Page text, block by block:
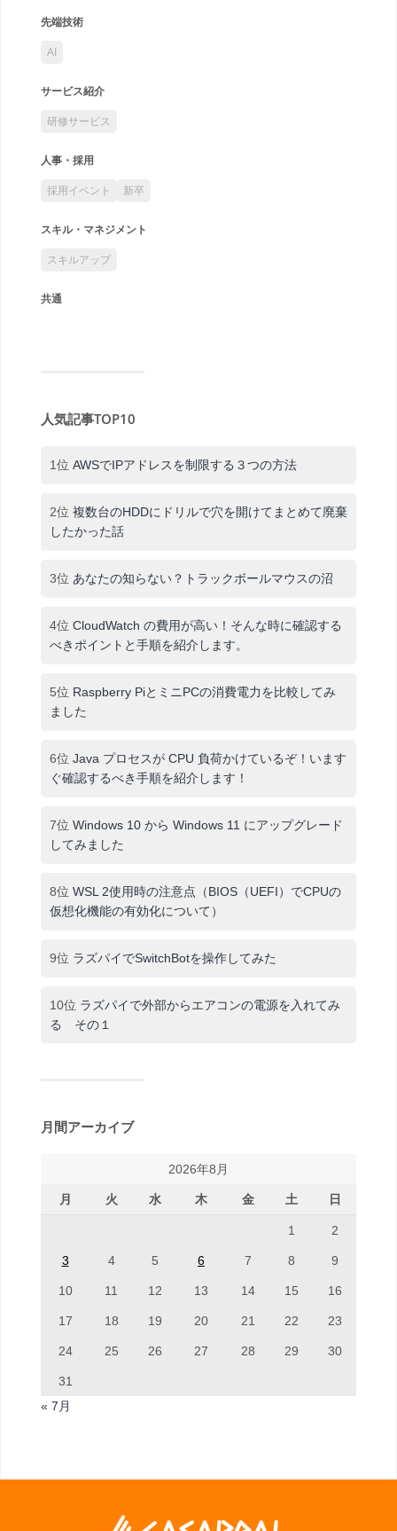
先端技術
AI
サービス紹介
研修サービス
人事・採用
採用イベント 新卒
スキル・マネジメント
スキルアップ
共通
人気記事TOP10
1位 AWSでIPアドレスを制限する３つの方法
2位 複数台のHDDにドリルで穴を開けてまとめて廃棄
したかった話
3位 あなたの知らない？トラックボールマウスの沼
4位 CloudWatch の費用が高い！そんな時に確認する
べきポイントと手順を紹介します。
5位 Raspberry PiとミニPCの消費電力を比較してみ
ました
6位 Java プロセスが CPU 負荷かけているぞ！います
ぐ確認するべき手順を紹介します！
7位 Windows 10 から Windows 11 にアップグレード
してみました
8位 WSL 2使用時の注意点（BIOS（UEFI）でCPUの
仮想化機能の有効化について）
9位 ラズパイでSwitchBotを操作してみた
10位 ラズパイで外部からエアコンの電源を入れてみ
る その１
月間アーカイブ
2026年8月
月 火 水 木 金 土 日
1 2
3 4 5 6 7 8 9
10 11 12 13 14 15 16
17 18 19 20 21 22 23
24 25 26 27 28 29 30
31
« 7月